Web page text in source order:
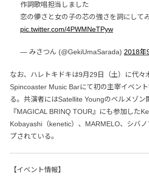
作詞歌唱担当しました
恋の儚さと女の子の芯の強さを詞にして
pic.twitter.com/4PWMNeTPyw
— みさつん (@GekiUmaSarada) 2018年
なお、ハレトキドキは9月29日（土）に代々
Spincoaster Music Barにて初の主宰イベン
る。共演者にはSatellite Youngのベルメゾン
『MAGICAL BRINQ TOUR』にも参加した
Kobayashi（kenetic）、MARMELO、シバ
プされている。
【イベント情報】